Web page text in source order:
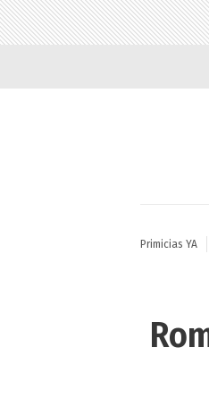
Primicias YA